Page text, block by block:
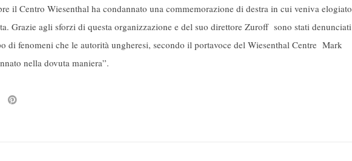
il Centro Wiesenthal ha condannato una commemorazione di destra in cui veniva elogiato
Grazie agli sforzi di questa organizzazione e del suo direttore Zuroff sono stati denunciati
di fenomeni che le autorità ungheresi, secondo il portavoce del Wiesenthal Centre Mark
nella dovuta maniera”.